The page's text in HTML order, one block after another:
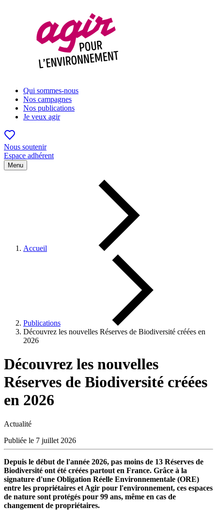
Qui sommes-nous
Nos campagnes
Nos publications
Je veux agir
Nous soutenir
Espace adhérent
Menu
Accueil
Publications
Découvrez les nouvelles Réserves de Biodiversité créées en
2026
Découvrez les nouvelles
Réserves de Biodiversité créées
en 2026
Actualité
Publiée le 7 juillet 2026
Depuis le début de l'année 2026, pas moins de 13 Réserves de
Biodiversité ont été créées partout en France. Grâce à la
signature d'une Obligation Réelle Environnementale (ORE)
entre les propriétaires et Agir pour l'environnement, ces espaces
de nature sont protégés pour 99 ans, même en cas de
changement de propriétaires.